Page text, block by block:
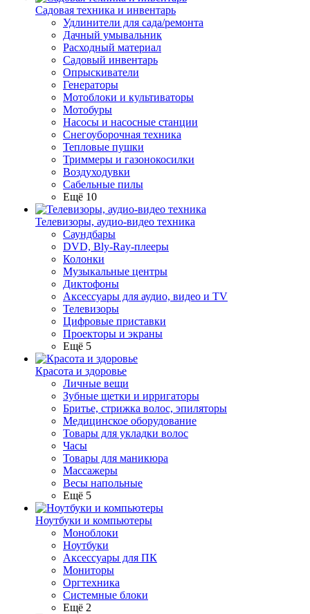
Садовая техника и инвентарь
Удлинители для сада/ремонта
Дачный умывальник
Расходный материал
Садовый инвентарь
Опрыскиватели
Генераторы
Мотоблоки и культиваторы
Мотобуры
Насосы и насосные станции
Снегоуборочная техника
Тепловые пушки
Триммеры и газонокосилки
Воздуходувки
Сабельные пилы
Ещё 10
Телевизоры, аудио-видео техника
Саундбары
DVD, Bly-Ray-плееры
Колонки
Музыкальные центры
Диктофоны
Аксессуары для аудио, видео и TV
Телевизоры
Цифровые приставки
Проекторы и экраны
Ещё 5
Красота и здоровье
Личные вещи
Зубные щетки и ирригаторы
Бритье, стрижка волос, эпиляторы
Медицинское оборудование
Товары для укладки волос
Часы
Товары для маникюра
Массажеры
Весы напольные
Ещё 5
Ноутбуки и компьютеры
Моноблоки
Ноутбуки
Аксессуары для ПК
Мониторы
Оргтехника
Системные блоки
Ещё 2